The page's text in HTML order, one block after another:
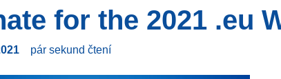
for the 2021 .eu
pár sekundčtení